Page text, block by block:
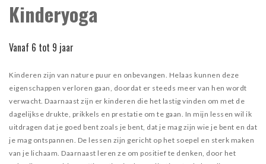
Kinderyoga
Vanaf 6 tot 9 jaar
Kinderen zijn van nature puur en onbevangen. Helaas kunnen deze
eigenschappen verloren gaan, doordat er steeds meer van hen wordt
verwacht. Daarnaast zijn er kinderen die het lastig vinden om met de
dagelijkse drukte, prikkels en prestatie om te gaan. In mijn lessen wil ik
uitdragen dat je goed bent zoals je bent, dat je mag zijn wie je bent en dat
je mag ontspannen. De lessen zijn gericht op het soepel en sterk maken
van je lichaam. Daarnaast leren ze om positief te denken, door het